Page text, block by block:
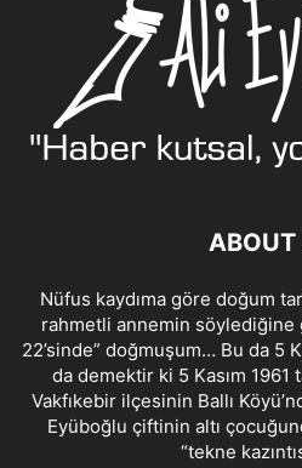
ABOUT
Nüfus kaydıma göre doğum
rahmetli annemin söylediğine
22’sinde” doğmuşum… Bu da 5
da demektir ki 5 Kasım
Vakfıkebir ilçesinin Ballı
Eyüboğlu çiftinin altı
“tekne